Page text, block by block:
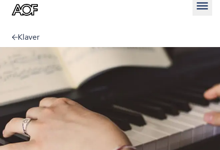
Klaver